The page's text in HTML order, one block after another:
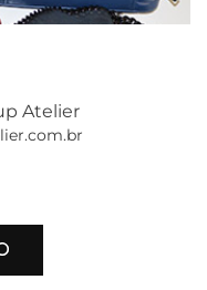
Atelier